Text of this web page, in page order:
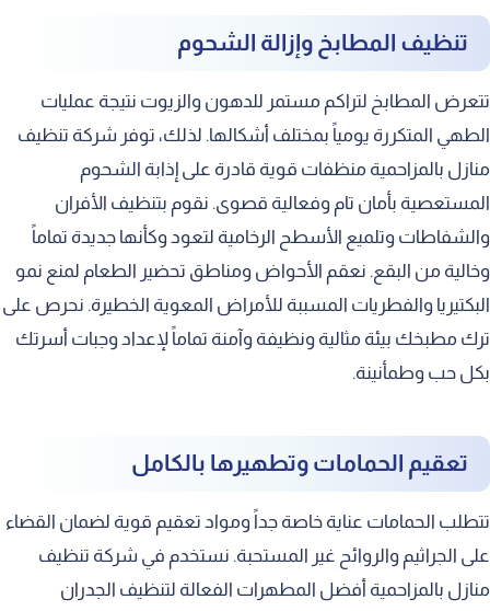
العروض والخصومات الدورية المتاحة
التزامنا الدقيق بالمواعيد المحددة
خدمة العملاء والدعم الفني المستمر
نطاق عملنا الجغرافي لخدمتكم
تفاصيل خدماتنا في مدينة الرياض
خدماتنا الممتدة إلى مدينة الخرج
كيف تتواصل معنا لطلب الخدمات فورا
تنظيف المطابخ وإزالة الشحوم
تتعرض المطابخ لتراكم مستمر للدهون والزيوت نتيجة عمليات
الطهي المتكررة يومياً بمختلف أشكالها. لذلك، توفر شركة تنظيف
منازل بالمزاحمية منظفات قوية قادرة على إذابة الشحوم
المستعصية بأمان تام وفعالية قصوى. نقوم بتنظيف الأفران
والشفاطات وتلميع الأسطح الرخامية لتعود وكأنها جديدة تماماً
وخالية من البقع. نعقم الأحواض ومناطق تحضير الطعام لمنع نمو
البكتيريا والفطريات المسببة للأمراض المعوية الخطيرة. نحرص على
ترك مطبخك بيئة مثالية ونظيفة وآمنة تماماً لإعداد وجبات أسرتك
بكل حب وطمأنينة.
تعقيم الحمامات وتطهيرها بالكامل
تتطلب الحمامات عناية خاصة جداً ومواد تعقيم قوية لضمان القضاء
على الجراثيم والروائح غير المستحبة. نستخدم في شركة تنظيف
منازل بالمزاحمية أفضل المطهرات الفعالة لتنظيف الجدران